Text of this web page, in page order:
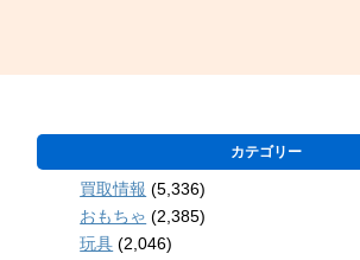
カテゴリー
買取情報 (5,336)
おもちゃ (2,385)
玩具 (2,046)